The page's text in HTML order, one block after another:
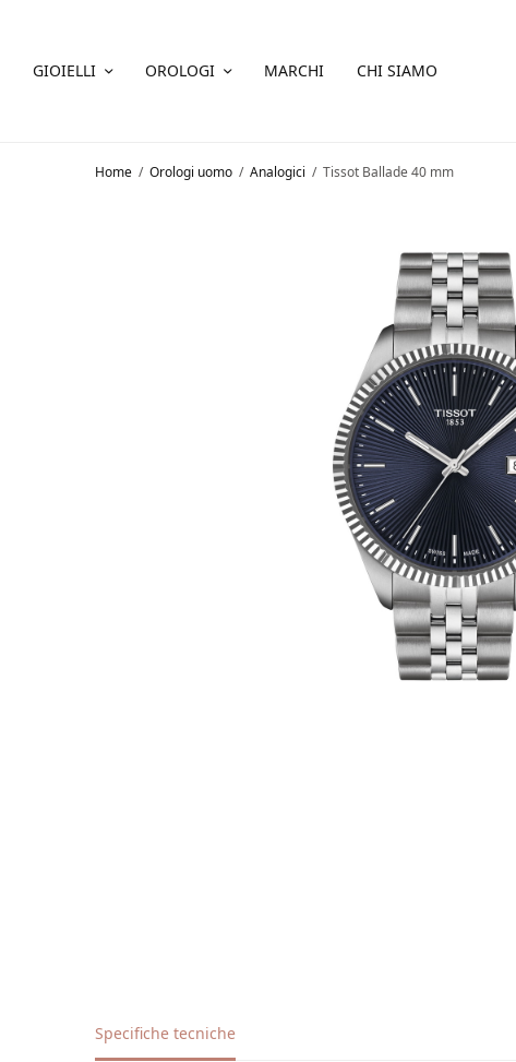
GIOIELLI OROLOGI MARCHI CHI SIAMO
Home / Orologi uomo / Analogici / Tissot Ballade 40 mm
Specifiche tecniche